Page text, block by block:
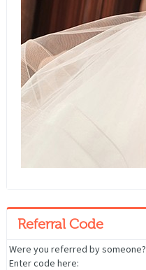
Referral Code
Were you referred by someone?
Enter code here: